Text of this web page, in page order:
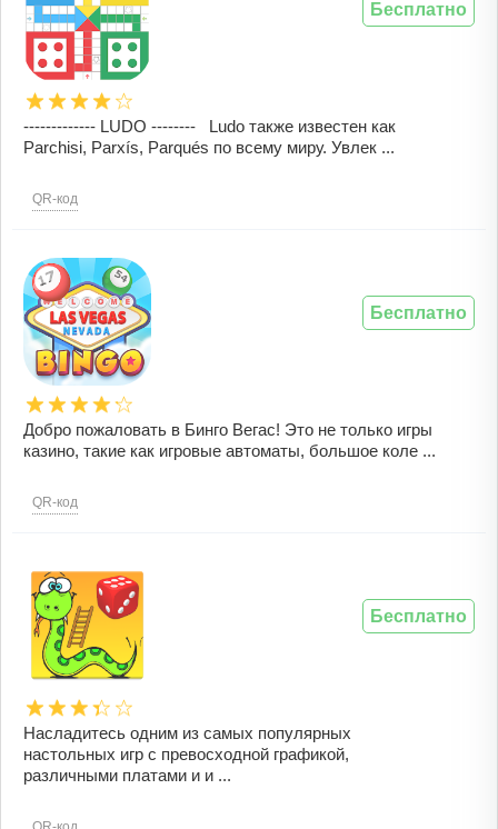
------------- LUDO -------- Ludo также известен как
Parchisi, Parxís, Parqués по всему миру. Увлек ...
QR-код
Бесплатно
Добро пожаловать в Бинго Вегас! Это не только игры
казино, такие как игровые автоматы, большое коле ...
QR-код
Бесплатно
Насладитесь одним из самых популярных
настольных игр с превосходной графикой,
различными платами и и ...
Бесплатно